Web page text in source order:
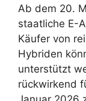
Ab dem 20.
staatliche E-
Käufer von
Hybriden
unterstützt
rückwirkend